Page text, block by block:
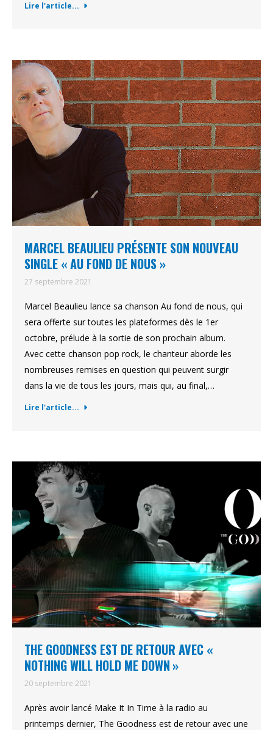
Lire l'article...
MARCEL BEAULIEU PRÉSENTE SON NOUVEAU
SINGLE « AU FOND DE NOUS »
27 septembre 2021
Marcel Beaulieu lance sa chanson Au fond de nous, qui
sera offerte sur toutes les plateformes dès le 1er
octobre, prélude à la sortie de son prochain album.
Avec cette chanson pop rock, le chanteur aborde les
nombreuses remises en question qui peuvent surgir
dans la vie de tous les jours, mais qui, au final,…
Lire l'article...
THE GOODNESS EST DE RETOUR AVEC «
NOTHING WILL HOLD ME DOWN »
20 septembre 2021
Après avoir lancé Make It In Time à la radio au
printemps dernier, The Goodness est de retour avec une